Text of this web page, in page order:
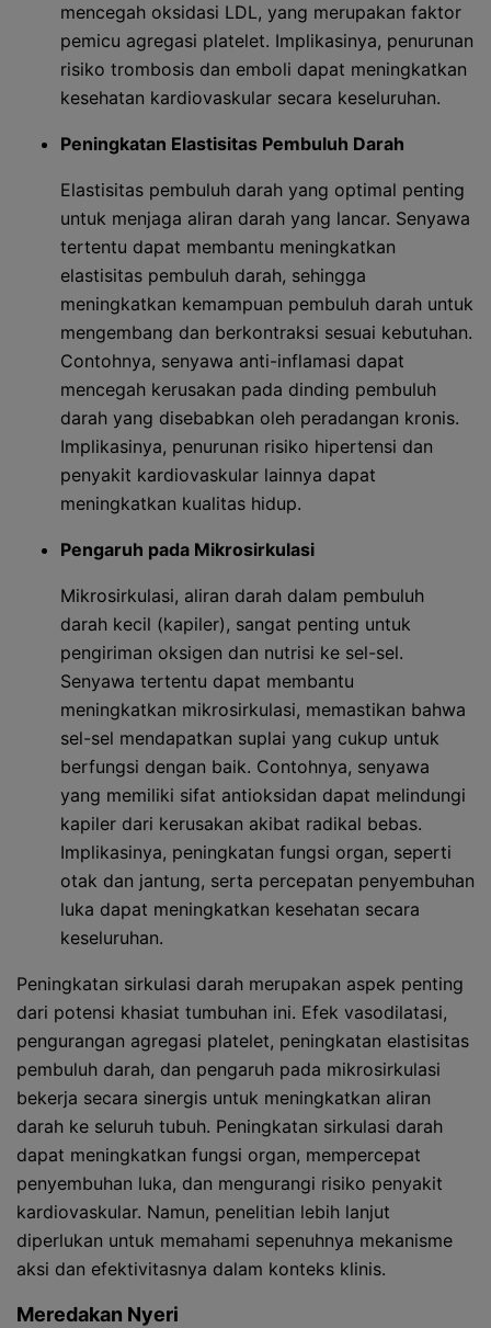
mencegah oksidasi LDL, yang merupakan faktor
pemicu agregasi platelet. Implikasinya, penurunan
risiko trombosis dan emboli dapat meningkatkan
kesehatan kardiovaskular secara keseluruhan.
Peningkatan Elastisitas Pembuluh Darah
Elastisitas pembuluh darah yang optimal penting
untuk menjaga aliran darah yang lancar. Senyawa
tertentu dapat membantu meningkatkan
elastisitas pembuluh darah, sehingga
meningkatkan kemampuan pembuluh darah untuk
mengembang dan berkontraksi sesuai kebutuhan.
Contohnya, senyawa anti-inflamasi dapat
mencegah kerusakan pada dinding pembuluh
darah yang disebabkan oleh peradangan kronis.
Implikasinya, penurunan risiko hipertensi dan
penyakit kardiovaskular lainnya dapat
meningkatkan kualitas hidup.
Pengaruh pada Mikrosirkulasi
Mikrosirkulasi, aliran darah dalam pembuluh
darah kecil (kapiler), sangat penting untuk
pengiriman oksigen dan nutrisi ke sel-sel.
Senyawa tertentu dapat membantu
meningkatkan mikrosirkulasi, memastikan bahwa
sel-sel mendapatkan suplai yang cukup untuk
berfungsi dengan baik. Contohnya, senyawa
yang memiliki sifat antioksidan dapat melindungi
kapiler dari kerusakan akibat radikal bebas.
Implikasinya, peningkatan fungsi organ, seperti
otak dan jantung, serta percepatan penyembuhan
luka dapat meningkatkan kesehatan secara
keseluruhan.
Peningkatan sirkulasi darah merupakan aspek penting
dari potensi khasiat tumbuhan ini. Efek vasodilatasi,
pengurangan agregasi platelet, peningkatan elastisitas
pembuluh darah, dan pengaruh pada mikrosirkulasi
bekerja secara sinergis untuk meningkatkan aliran
darah ke seluruh tubuh. Peningkatan sirkulasi darah
dapat meningkatkan fungsi organ, mempercepat
penyembuhan luka, dan mengurangi risiko penyakit
kardiovaskular. Namun, penelitian lebih lanjut
diperlukan untuk memahami sepenuhnya mekanisme
aksi dan efektivitasnya dalam konteks klinis.
Meredakan Nyeri